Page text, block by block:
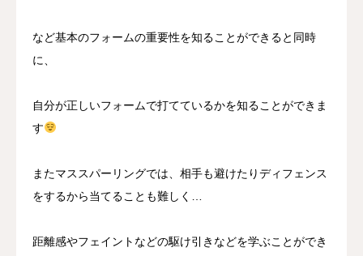
など基本のフォームの重要性を知ることができると同時
に、
自分が正しいフォームで打てているかを知ることができま
す
またマススパーリングでは、相手も避けたりディフェンス
をするから当てることも難しく…
距離感やフェイントなどの駆け引きなどを学ぶことができ